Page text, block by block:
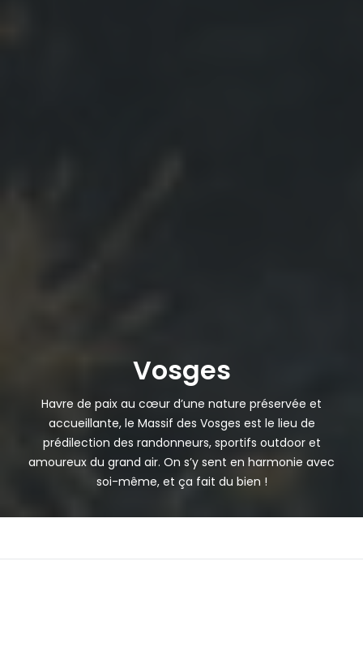
Vosges
Havre de paix au cœur d’une nature préservée et
accueillante, le Massif des Vosges est le lieu de
prédilection des randonneurs, sportifs outdoor et
amoureux du grand air. On s’y sent en harmonie avec
soi-même, et ça fait du bien !